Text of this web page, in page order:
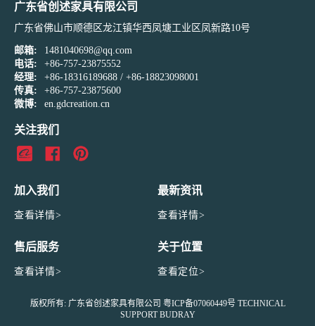
广东省创述家具有限公司
广东省佛山市顺德区龙江镇华西凤塘工业区凤新路10号
邮箱:
1481040698@qq.com
电话:
+86-757-23875552
经理:
+86-18316189688 / +86-18823098001
传真:
+86-757-23875600
微博:
en.gdcreation.cn
关注我们
加入我们
查看详情>
最新资讯
查看详情>
售后服务
查看详情>
关于位置
查看定位>
版权所有: 广东省创述家具有限公司 粤ICP备07060449号 TECHNICAL
SUPPORTBUDRAY